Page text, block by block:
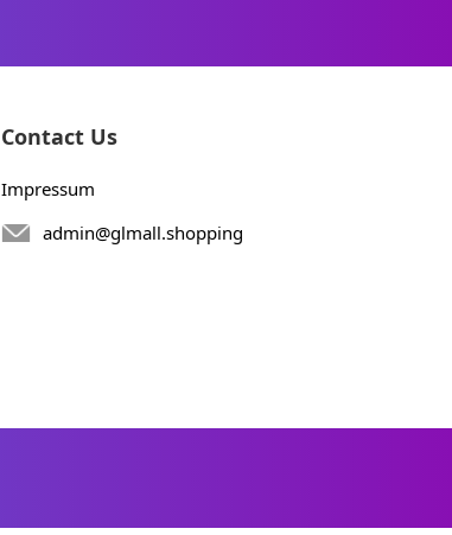
Contact Us
Impressum
admin@glmall.shopping